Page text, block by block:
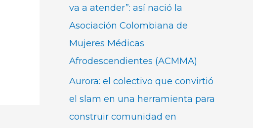
va a atender”: así nació la
Asociación Colombiana de
Mujeres Médicas
Afrodescendientes (ACMMA)
Aurora: el colectivo que convirtió
el slam en una herramienta para
construir comunidad en